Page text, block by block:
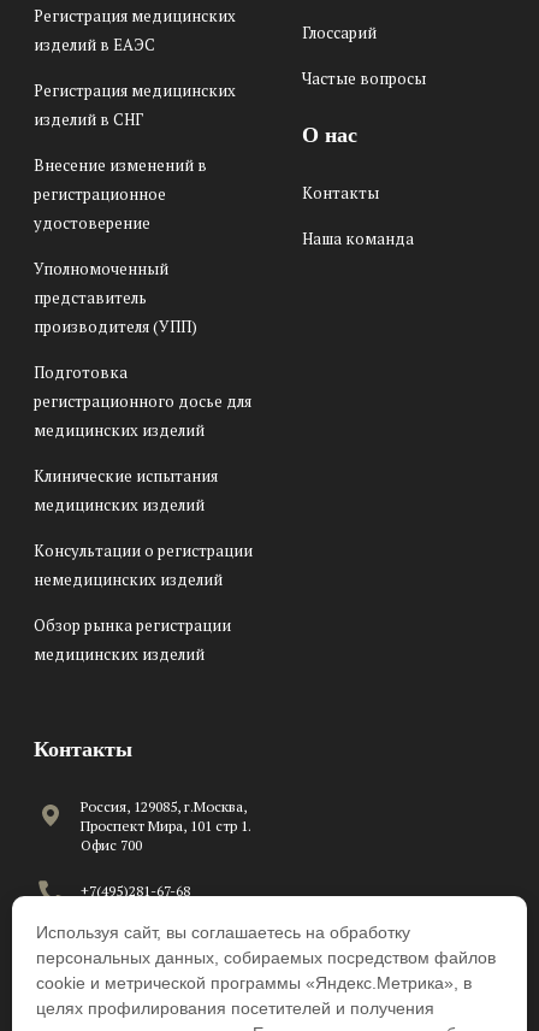
Регистрация медицинских
изделий в ЕАЭС
Регистрация медицинских
изделий в СНГ
Внесение изменений в
регистрационное
удостоверение
Уполномоченный
представитель
производителя (УПП)
Подготовка
регистрационного досье для
медицинских изделий
Клинические испытания
медицинских изделий
Консультации о регистрации
немедицинских изделий
Обзор рынка регистрации
медицинских изделий
Глоссарий
Частые вопросы
О нас
Контакты
Наша команда
Контакты
Россия, 129085, г.Москва,
Проспект Мира, 101 стр 1.
Офис 700
+7(495)281-67-68
C 8:00 до 17:00 по рабочим
дням
info@beawire.com
Используя сайт, вы соглашаетесь на обработку
персональных данных, собираемых посредством файлов
cookie и метрической программы «Яндекс.Метрика», в
целях профилирования посетителей и получения